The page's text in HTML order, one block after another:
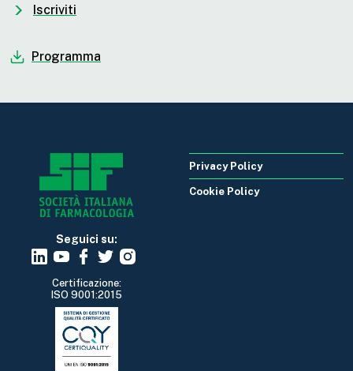
Iscriviti
Programma
Seguici su:
Certificazione:
ISO 9001:2015
Privacy Policy
Cookie Policy